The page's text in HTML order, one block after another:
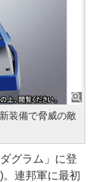
装備で脅威の敵
グラム」に登
連邦軍に最初